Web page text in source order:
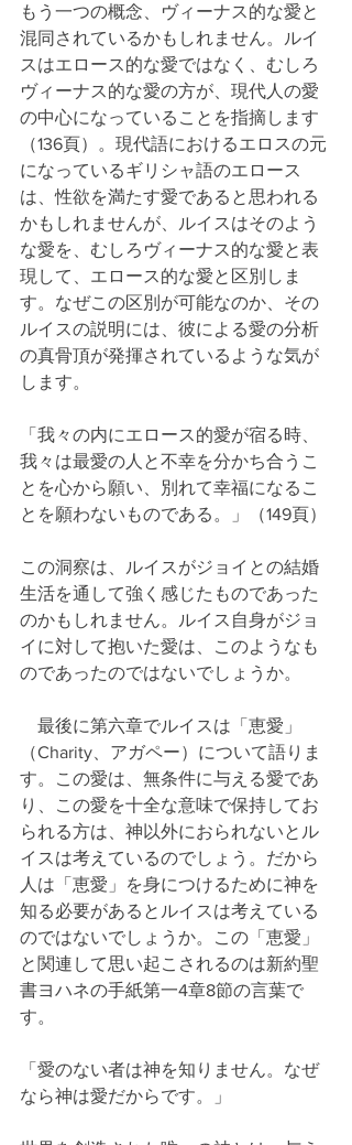
もう一つの概念、ヴィーナス的な愛と
混同されているかもしれません。ルイ
スはエロース的な愛ではなく、むしろ
ヴィーナス的な愛の方が、現代人の愛
の中心になっていることを指摘します
（136頁）。現代語におけるエロスの元
になっているギリシャ語のエロース
は、性欲を満たす愛であると思われる
かもしれませんが、ルイスはそのよう
な愛を、むしろヴィーナス的な愛と表
現して、エロース的な愛と区別しま
す。なぜこの区別が可能なのか、その
ルイスの説明には、彼による愛の分析
の真骨頂が発揮されているような気が
します。
「我々の内にエロース的愛が宿る時、
我々は最愛の人と不幸を分かち合うこ
とを心から願い、別れて幸福になるこ
とを願わないものである。」（149頁）
この洞察は、ルイスがジョイとの結婚
生活を通して強く感じたものであった
のかもしれません。ルイス自身がジョ
イに対して抱いた愛は、このようなも
のであったのではないでしょうか。
最後に第六章でルイスは「恵愛」
（Charity、アガペー）について語りま
す。この愛は、無条件に与える愛であ
り、この愛を十全な意味で保持してお
られる方は、神以外におられないとル
イスは考えているのでしょう。だから
人は「恵愛」を身につけるために神を
知る必要があるとルイスは考えている
のではないでしょうか。この「恵愛」
と関連して思い起こされるのは新約聖
書ヨハネの手紙第一4章8節の言葉で
す。
「愛のない者は神を知りません。なぜ
なら神は愛だからです。」